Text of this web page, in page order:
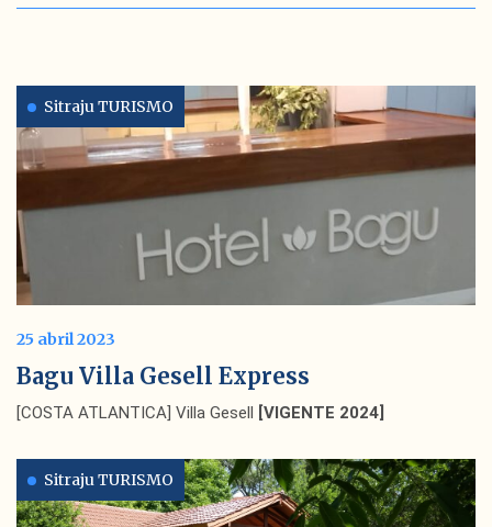
Sitraju TURISMO
25 abril 2023
Bagu Villa Gesell Express
[COSTA ATLANTICA] Villa Gesell [VIGENTE 2024]
Sitraju TURISMO